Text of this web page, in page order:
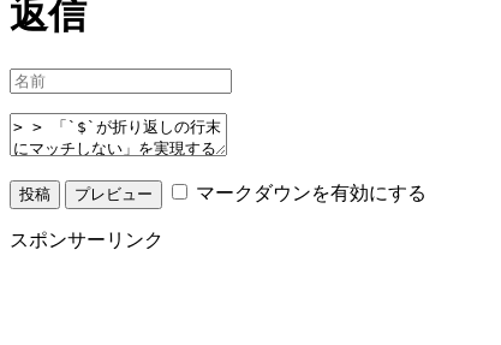
返信
マークダウンを有効にする
スポンサーリンク